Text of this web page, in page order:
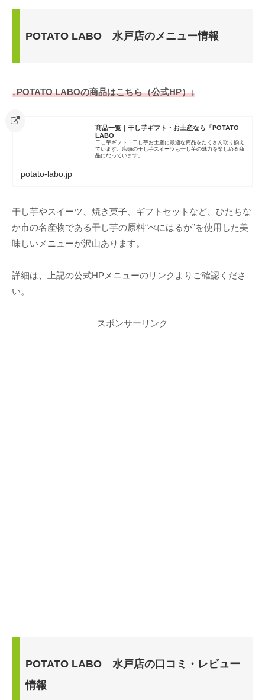
POTATO LABO 水戸店のメニュー情報
↓POTATO LABOの商品はこちら（公式HP）↓
商品一覧｜干し芋ギフト・お土産なら「POTATO
LABO」
干し芋ギフト・干し芋お土産に最適な商品をたくさん取り揃え
ています。店頭の干し芋スイーツも干し芋の魅力を楽しめる商
品になっています。
potato-labo.jp
干し芋やスイーツ、焼き菓子、ギフトセットなど、ひたちな
か市の名産物である干し芋の原料“べにはるか”を使用した美
味しいメニューが沢山あります。
詳細は、上記の公式HPメニューのリンクよりご確認くださ
い。
スポンサーリンク
POTATO LABO 水戸店の口コミ・レビュー
情報